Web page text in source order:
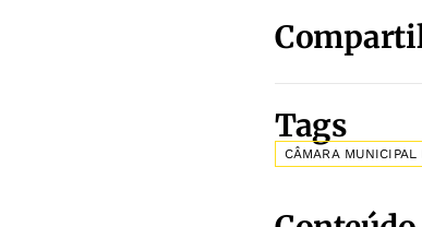
Tags
CÂMARA MUNICIPAL